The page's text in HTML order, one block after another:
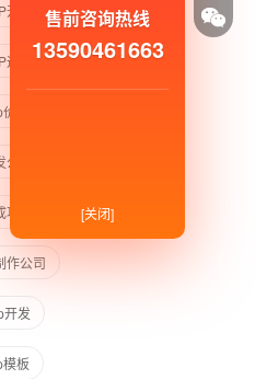
发
运营模式
格
司
案例
作公司
开发
板
售前咨询热线
13590461663
[关闭]